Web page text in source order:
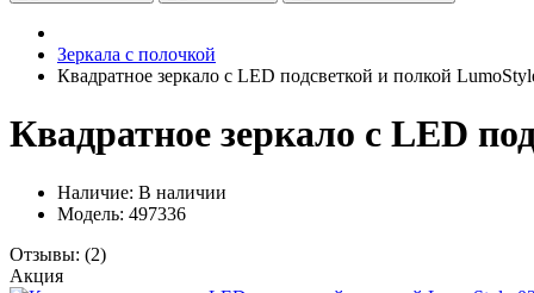
Зеркала с полочкой
Квадратное зеркало с LED подсветкой и полкой
Квадратное зеркало с LED
Наличие: В наличии
Модель: 497336
Отзывы: (2)
Акция